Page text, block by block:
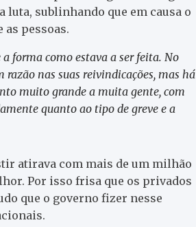
sublinhando que em causa o
as pessoas.
forma como estava a ser feita. No
nas suas reivindicações, mas há
muito grande a muita gente, com
quanto ao tipo de greve e a
atirava com mais de um milhão
Por isso frisa que os privados
que o governo fizer nesse